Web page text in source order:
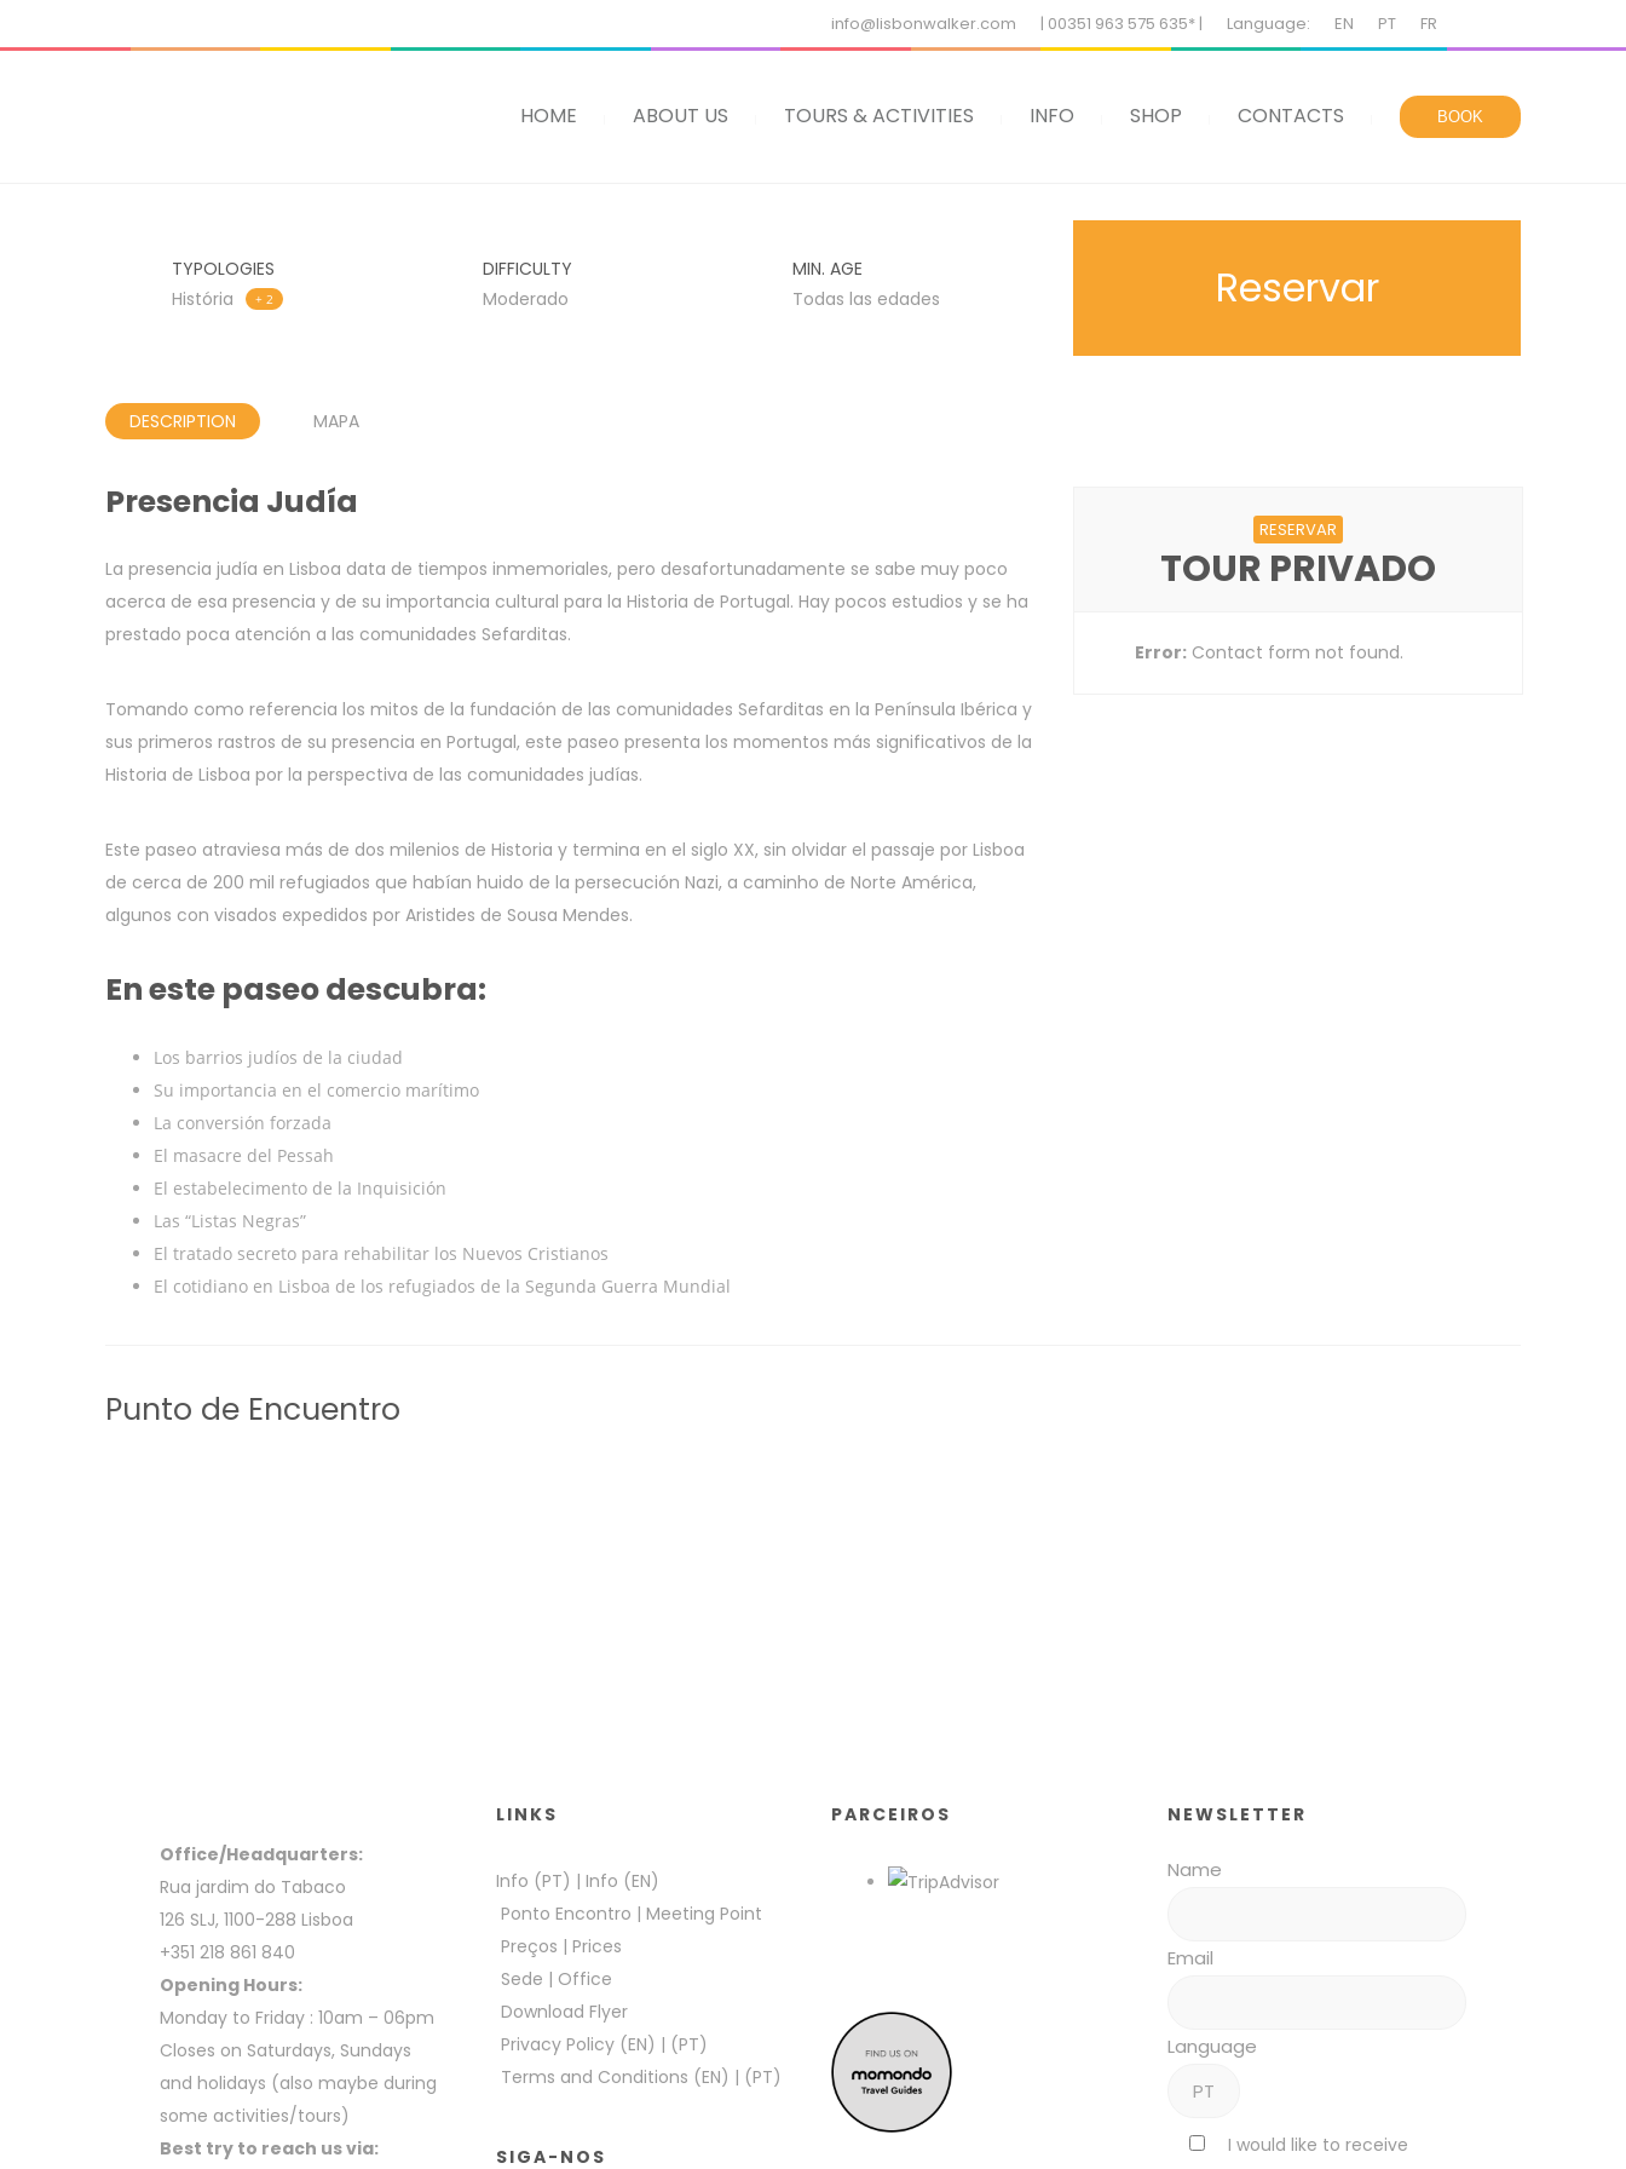
info@lisbonwalker.com | 00351 963 575 635* | Language: EN PT FR
HOME ABOUT US TOURS & ACTIVITIES INFO SHOP CONTACTS BOOK
TYPOLOGIES
História
+ 2
DIFFICULTY
Moderado
MIN. AGE
Todas las edades
Reservar
DESCRIPTION MAPA
Presencia Judía
La presencia judía en Lisboa data de tiempos inmemoriales, pero desafortunadamente se sabe muy poco
acerca de esa presencia y de su importancia cultural para la Historia de Portugal. Hay pocos estudios y se ha
prestado poca atención a las comunidades Sefarditas.
Tomando como referencia los mitos de la fundación de las comunidades Sefarditas en la Península Ibérica y
sus primeros rastros de su presencia en Portugal, este paseo presenta los momentos más significativos de la
Historia de Lisboa por la perspectiva de las comunidades judías.
Este paseo atraviesa más de dos milenios de Historia y termina en el siglo XX, sin olvidar el passaje por Lisboa
de cerca de 200 mil refugiados que habían huido de la persecución Nazi, a caminho de Norte América,
algunos con visados expedidos por Aristides de Sousa Mendes.
En este paseo descubra:
Los barrios judíos de la ciudad
Su importancia en el comercio marítimo
La conversión forzada
El masacre del Pessah
El estabelecimento de la Inquisición
Las “Listas Negras”
El tratado secreto para rehabilitar los Nuevos Cristianos
El cotidiano en Lisboa de los refugiados de la Segunda Guerra Mundial
RESERVAR
TOUR PRIVADO
Error: Contact form not found.
Punto de Encuentro
Office/Headquarters:
Rua jardim do Tabaco
126 SLJ, 1100-288 Lisboa
+351 218 861 840
Opening Hours:
Monday to Friday : 10am – 06pm
Closes on Saturdays, Sundays
and holidays (also maybe during
some activities/tours)
Best try to reach us via:
LINKS
Info (PT) | Info (EN)
Ponto Encontro | Meeting Point
Preços | Prices
Sede | Office
Download Flyer
Privacy Policy (EN) | (PT)
Terms and Conditions (EN) | (PT)
SIGA-NOS
PARCEIROS NEWSLETTER
Name
Email
Language
I would like to receive